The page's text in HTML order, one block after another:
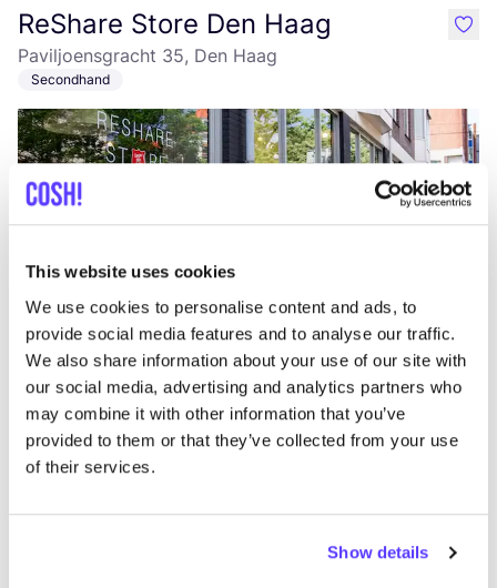
This website uses cookies
We use cookies to personalise content and ads, to
provide social media features and to analyse our traffic.
We also share information about your use of our site with
our social media, advertising and analytics partners who
may combine it with other information that you’ve
provided to them or that they’ve collected from your use
of their services.
Show details
ReShare Store Den Haag
Paviljoensgracht 35, Den Haag
Secondhand
Zur Route hinzufügen Besuche Webshop
like
Secrid
Hoogstraat 32, Den Haag
Lifestyle & Geschenke